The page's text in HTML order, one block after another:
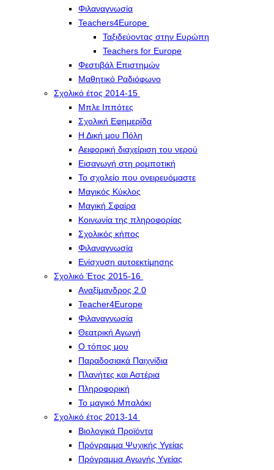
Φιλαναγνωσία
Teachers4Europe
Ταξιδεύοντας στην Ευρώπη
Teachers for Europe
Φεστιβάλ Επιστημών
Μαθητικό Ραδιόφωνο
Σχολικό έτος 2014-15
Μπλε Ιππότες
Σχολική Εφημερίδα
Η Δική μου Πόλη
Αειφορική διαχείριση του νερού
Εισαγωγή στη ρομποτική
Το σχολείο που ονειρευόμαστε
Μαγικός Κύκλος
Μαγική Σφαίρα
Kοινωνία της πληροφορίας
Σχολικός κήπος
Φιλαναγνωσία
Eνίσχυση αυτοεκτίμησης
Σχολικό Έτος 2015-16
Αναξίμανδρος 2.0
Teacher4Europe
Φιλαναγνωσία
Θεατρική Αγωγή
Ο τόπος μου
Παραδοσιακά Παιχνίδια
Πλανήτες και Αστέρια
Πληροφορική
Το μαγικό Μπαλάκι
Σχολικό έτος 2013-14
Βιολογικά Προϊόντα
Πρόγραμμα Ψυχικής Υγείας
Πρόγραμμα Aγωγής Yγείας